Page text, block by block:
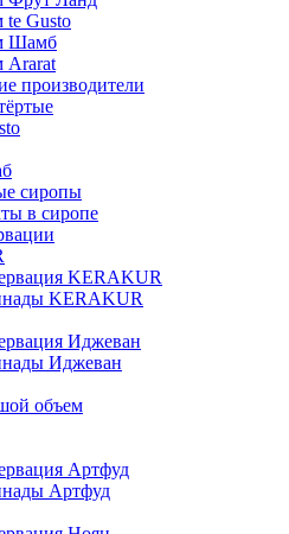
Gusto
Шамб
Ararat
производители
сиропы
в сиропе
KERAKUR
KERAKUR
Иджеван
Иджеван
объем
Артфуд
Артфуд